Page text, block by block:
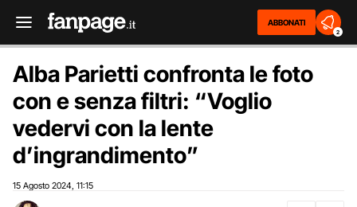
ABBONATI
2
Alba Parietti confronta le foto
con e senza filtri: “Voglio
vedervi con la lente
d’ingrandimento”
15 Agosto 2024 11:15